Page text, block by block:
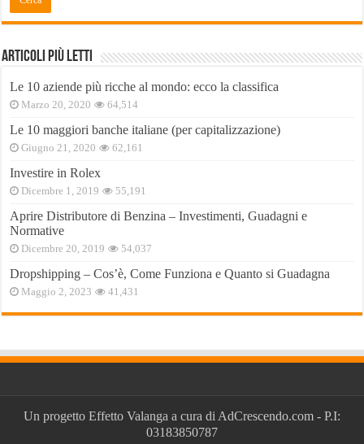
Articoli Più Letti
Le 10 aziende più ricche al mondo: ecco la classifica
Marzo 20, 2020 64,514
Le 10 maggiori banche italiane (per capitalizzazione)
Giugno 21, 2020 62,161
Investire in Rolex
Dicembre 1, 2019 55,191
Aprire Distributore di Benzina – Investimenti, Guadagni e
Normative
Dicembre 20, 2019 54,037
Dropshipping – Cos’è, Come Funziona e Quanto si Guadagna
Maggio 2, 2023 41,431
Un progetto Effetto Valanga a cura diAdCrescendo.com - P.I:
03183850787